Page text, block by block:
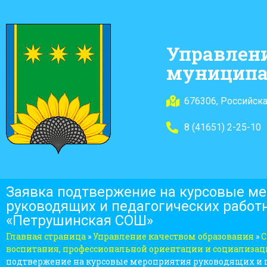
676306,
8 (41651) 2-25-10
Заявка подтвержение на курсовые
руководящих и педагогических
«Петрушинская СОШ»
Главная страница »Управление качеством образования »
воспитания, профессиональной ориентации и
подтвержение на курсовые мероприятия руководящих и